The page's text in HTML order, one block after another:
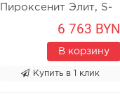
Пироксенит Элит, S-
6 763 BYN
В корзину
Купить в 1 клик